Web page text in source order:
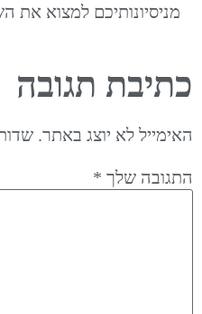
מניסיונותיכם למצוא
כתיבת תגובה
האימייל לא יוצג באתר.
התגובה שלך *